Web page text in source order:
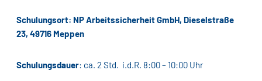
Schulungsort: NP Arbeitssicherheit GmbH, Dieselstraße
23, 49716 Meppen
Schulungsdauer: ca. 2 Std. i.d.R. 8:00 – 10:00 Uhr